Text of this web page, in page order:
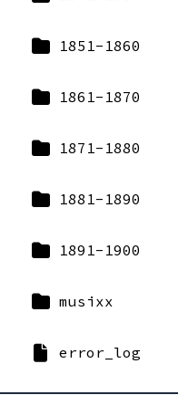
1851-1860
1861-1870
1871-1880
1881-1890
1891-1900
musixx
error_log